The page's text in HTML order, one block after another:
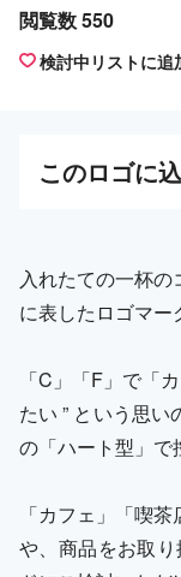
閲覧数 550
検討中リストに追
このロゴに
入れたての一杯の
に表したロゴマー
「C」「F」で「
たい ” という思
の「ハート型」で
「カフェ」「喫
や、商品をお取